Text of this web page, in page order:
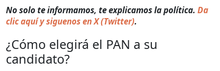
No solo te informamos, te explicamos la política. Da
clic aquí y siguenos en X (Twitter).
¿Cómo elegirá el PAN a su
candidato?